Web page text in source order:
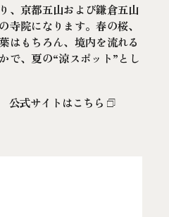
、京都五山および鎌倉五山
寺院になります。春の桜、
はもちろん、境内を流れる
で、夏の“涼スポット”とし
公式サイトはこちら